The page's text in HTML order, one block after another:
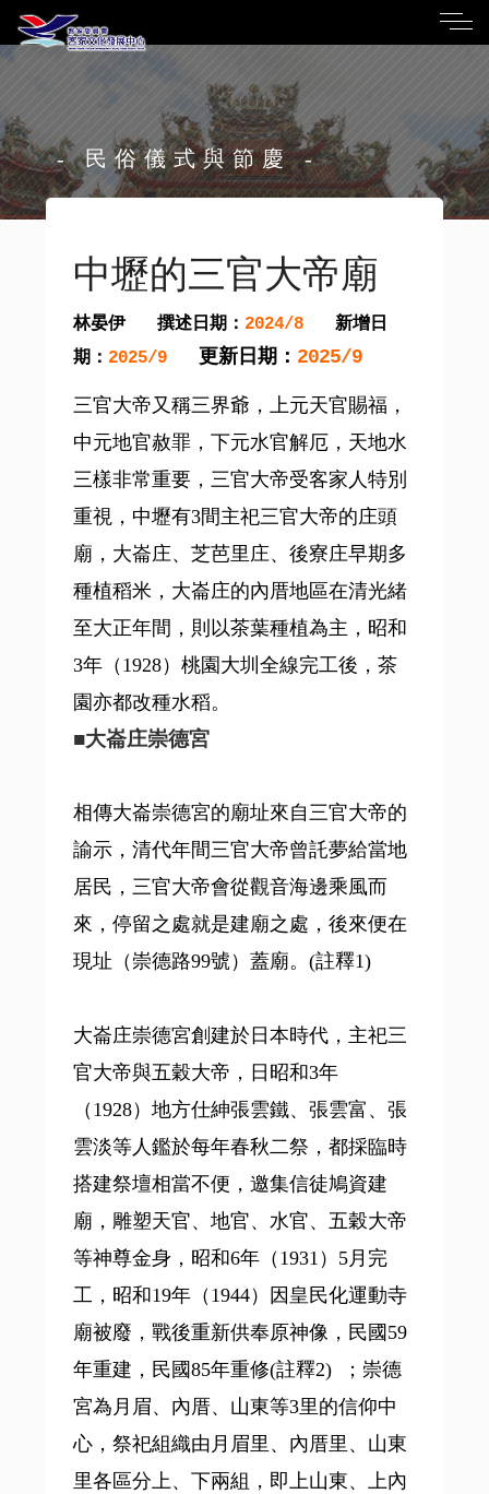
- 民俗儀式與節慶 -
中壢的三官大帝廟
林晏伊 撰述日期： 2024/8
新增日
期： 2025/9 更新日期： 2025/9
三官大帝又稱三界爺，上元天官賜福，
中元地官赦罪，下元水官解厄，天地水
三樣非常重要，三官大帝受客家人特別
重視，中壢有3間主祀三官大帝的庄頭
廟，大崙庄、芝芭里庄、後寮庄早期多
種植稻米，大崙庄的內厝地區在清光緒
至大正年間，則以茶葉種植為主，昭和
3年（1928）桃園大圳全線完工後，茶
園亦都改種水稻。
■大崙庄崇德宮
相傳大崙崇德宮的廟址來自三官大帝的
諭示，清代年間三官大帝曾託夢給當地
居民，三官大帝會從觀音海邊乘風而
來，停留之處就是建廟之處，後來便在
現址（崇德路99號）蓋廟。(註釋1)
大崙庄崇德宮創建於日本時代，主祀三
官大帝與五穀大帝，日昭和3年
（1928）地方仕紳張雲鐵、張雲富、張
雲淡等人鑑於每年春秋二祭，都採臨時
搭建祭壇相當不便，邀集信徒鳩資建
廟，雕塑天官、地官、水官、五穀大帝
等神尊金身，昭和6年（1931）5月完
工，昭和19年（1944）因皇民化運動寺
廟被廢，戰後重新供奉原神像，民國59
年重建，民國85年重修(註釋2) ；崇德
宮為月眉、內厝、山東等3里的信仰中
心，祭祀組織由月眉里、內厝里、山東
里各區分上、下兩組，即上山東、上內